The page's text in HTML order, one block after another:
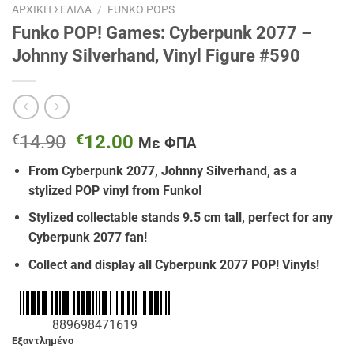
ΑΡΧΙΚΉ ΣΕΛΊΔΑ / FUNKO POPS
Funko POP! Games: Cyberpunk 2077 –
Johnny Silverhand, Vinyl Figure #590
€14.90 Original
price
was:
€14.90.
€12.00 Η
τρέχουσα
τιμή
είναι:
€12.00.
Με ΦΠΑ
From Cyberpunk 2077, Johnny Silverhand, as a
stylized POP vinyl from Funko!
Stylized collectable stands 9.5 cm tall, perfect for any
Cyberpunk 2077 fan!
Collect and display all Cyberpunk 2077 POP! Vinyls!
889698471619
Εξαντλημένο